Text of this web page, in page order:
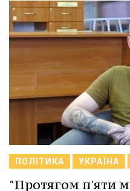
ПОЛІТИКА УКРАЇНА
"Протягом п'яти